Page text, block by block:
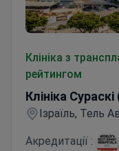
Клініка з
рейтингом
Клініка Сураскі
Ізраїль, Тель
Акредитації :